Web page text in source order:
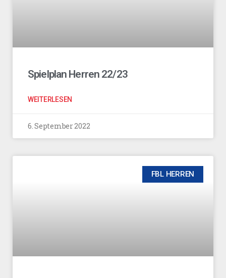
Spielplan Herren 22/23
WEITERLESEN
6. September 2022
FBL HERREN